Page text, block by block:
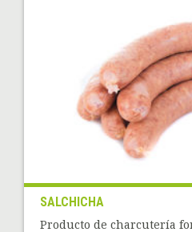
SALCHICHA
Producto de charcutería